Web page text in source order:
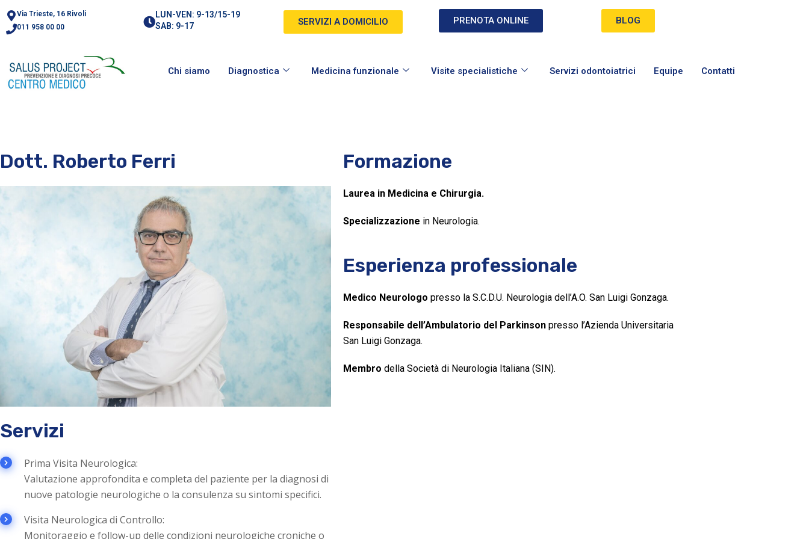
Via Trieste, 16 Rivoli
011 958 00 00
LUN-VEN: 9-13/15-19
SAB: 9-17
SERVIZI A DOMICILIO PRENOTA ONLINE BLOG
Chi siamo Diagnostica Medicina funzionale Visite specialistiche Servizi odontoiatrici Equipe Contatti
Dott. Roberto Ferri
Servizi
Prima Visita Neurologica:
Valutazione approfondita e completa del paziente per la diagnosi di
nuove patologie neurologiche o la consulenza su sintomi specifici.
Visita Neurologica di Controllo:
Monitoraggio e follow-up delle condizioni neurologiche croniche o
Formazione
Laurea in Medicina e Chirurgia.
Specializzazione in Neurologia.
Esperienza professionale
Medico Neurologo presso la S.C.D.U. Neurologia dell’A.O. San Luigi Gonzaga.
Responsabile dell’Ambulatorio del Parkinson presso l’Azienda Universitaria
San Luigi Gonzaga.
Membro della Società di Neurologia Italiana (SIN).